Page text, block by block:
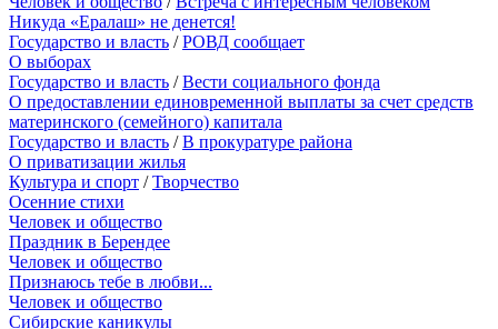
Никуда «Ералаш» не денется!
Государство и власть /РОВД сообщает
О выборах
Государство и власть /Вести социального фонда
О предоставлении единовременной выплаты за счет средств
материнского (семейного) капитала
Государство и власть /В прокуратуре района
О приватизации жилья
Культура и спорт /Творчество
Осенние стихи
Человек и общество
Праздник в Берендее
Человек и общество
Признаюсь тебе в любви...
Человек и общество
Сибирские каникулы